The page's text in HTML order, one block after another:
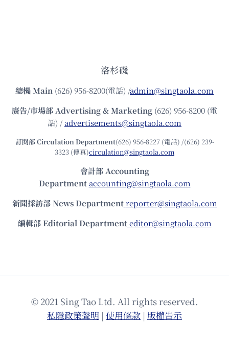
洛杉磯
總機Main (626) 956-8200(電話) /admin@singtaola.com
廣告/市場部Advertising & Marketing (626) 956-8200 (電
話) /advertisements@singtaola.com
訂閱部 Circulation Department(626) 956-8227 (電話) /(626) 239-
3323 (傳真)circulation@singtaola.com
會計部 Accounting
Department accounting@singtaola.com
新聞採訪部 News Department reporter@singtaola.com
編輯部 Editorial Department editor@singtaola.com
© 2021 Sing Tao Ltd. All rights reserved.
私隱政策聲明 | 使⽤條款 | 版權告⽰